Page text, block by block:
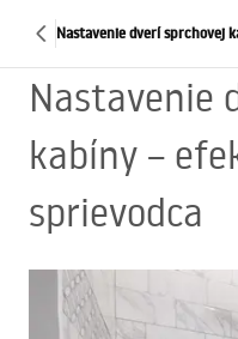
Nastavenie dverí sprchovej
Nastavenie
kabíny –
sprievodca